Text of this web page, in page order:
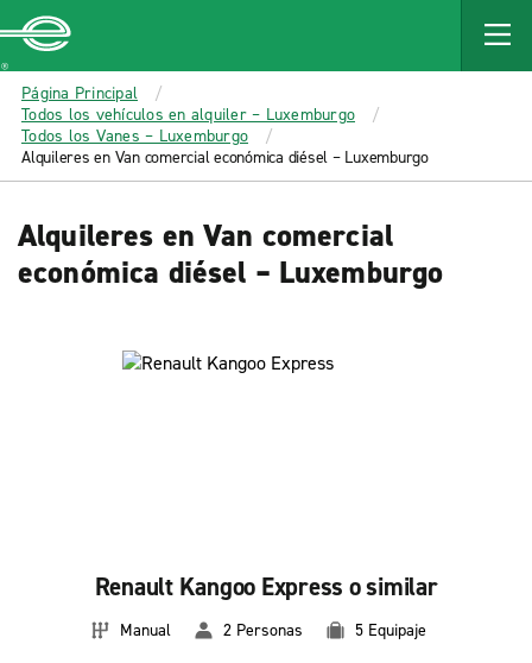
MAIN
CONTENT
Enterprise
Página Principal
Todos los vehículos en alquiler – Luxemburgo
Todos los Vanes – Luxemburgo
Alquileres en Van comercial económica diésel – Luxemburgo
Alquileres en Van comercial
económica diésel – Luxemburgo
Renault Kangoo Express o similar
Manual 2 Personas 5 Equipaje